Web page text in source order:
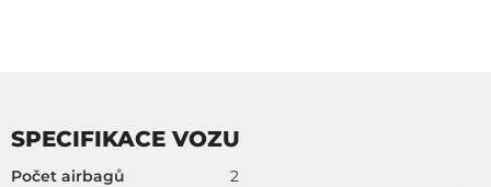
SPECIFIKACE VOZU
Počet airbagů
2